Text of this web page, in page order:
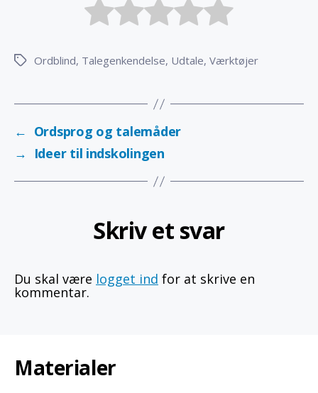
TagsOrdblind, Talegenkendelse, Udtale, Værktøjer
← Ordsprog og talemåder
→
Ideer til indskolingen
Skriv et svar
Du skal være logget ind for at skrive en
kommentar.
Materialer